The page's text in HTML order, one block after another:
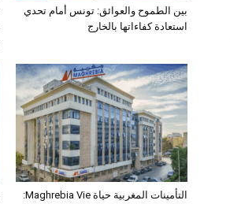
بين الطموح والعوائق: تونس أمام تحدي
استعادة كفاءاتها بالخارج
التأمينات المغربية حياة Maghrebia Vie: